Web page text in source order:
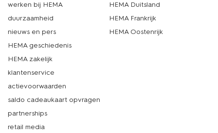
werken bij HEMA
duurzaamheid
nieuws en pers
HEMA geschiedenis
HEMA zakelijk
klantenservice
actievoorwaarden
saldo cadeaukaart opvragen
partnerships
retail media
HEMA Duitsland
HEMA Frankrijk
HEMA Oostenrijk